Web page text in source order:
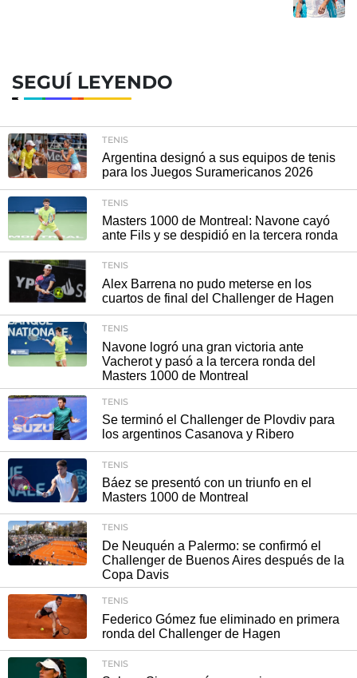
SEGUÍ LEYENDO
TENIS
Argentina designó a sus equipos de tenis
para los Juegos Suramericanos 2026
TENIS
Masters 1000 de Montreal: Navone cayó
ante Fils y se despidió en la tercera ronda
TENIS
Alex Barrena no pudo meterse en los
cuartos de final del Challenger de Hagen
TENIS
Navone logró una gran victoria ante
Vacherot y pasó a la tercera ronda del
Masters 1000 de Montreal
TENIS
Se terminó el Challenger de Plovdiv para
los argentinos Casanova y Ribero
TENIS
Báez se presentó con un triunfo en el
Masters 1000 de Montreal
TENIS
De Neuquén a Palermo: se confirmó el
Challenger de Buenos Aires después de la
Copa Davis
TENIS
Federico Gómez fue eliminado en primera
ronda del Challenger de Hagen
TENIS